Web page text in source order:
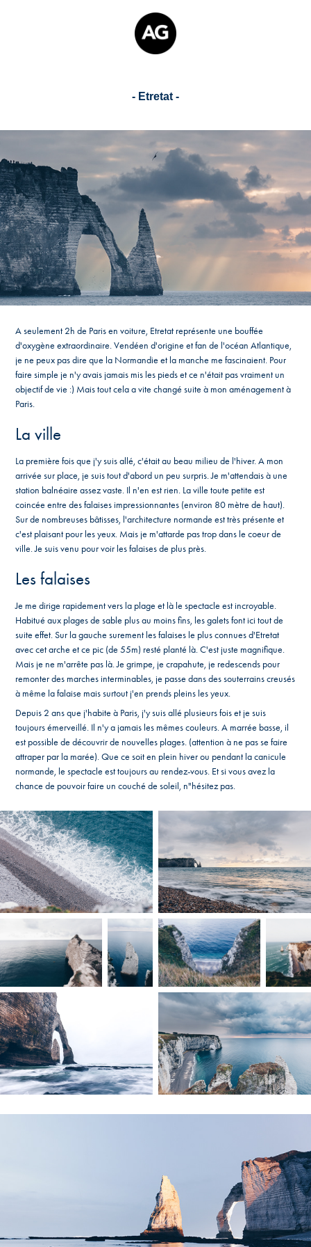
- Etretat -
A seulement 2h de Paris en voiture, Etretat représente une bouffée
d'oxygène extraordinaire. Vendéen d'origine et fan de l'océan Atlantique,
je ne peux pas dire que la Normandie et la manche me fascinaient. Pour
faire simple je n'y avais jamais mis les pieds et ce n'était pas vraiment un
objectif de vie :) Mais tout cela a vite changé suite à mon aménagement à
Paris.
La ville
La première fois que j'y suis allé, c'était au beau milieu de l'hiver. A mon
arrivée sur place, je suis tout d'abord un peu surpris. Je m'attendais à une
station balnéaire assez vaste. Il n'en est rien. La ville toute petite est
coincée entre des falaises impressionnantes (environ 80 mètre de haut).
Sur de nombreuses bâtisses, l'architecture normande est très présente et
c'est plaisant pour les yeux. Mais je m'attarde pas trop dans le coeur de
ville. Je suis venu pour voir les falaises de plus près.
Les falaises
Je me dirige rapidement vers la plage et là le spectacle est incroyable.
Habitué aux plages de sable plus au moins fins, les galets font ici tout de
suite effet. Sur la gauche surement les falaises le plus connues d'Etretat
avec cet arche et ce pic (de 55m) resté planté là. C'est juste magnifique.
Mais je ne m'arrête pas là. Je grimpe, je crapahute, je redescends pour
remonter des marches interminables, je passe dans des souterrains creusés
à même la falaise mais surtout j'en prends pleins les yeux.
Depuis 2 ans que j'habite à Paris, j'y suis allé plusieurs fois et je suis
toujours émerveillé. Il n'y a jamais les mêmes couleurs. A marrée basse, il
est possible de découvrir de nouvelles plages. (attention à ne pas se faire
attraper par la marée). Que ce soit en plein hiver ou pendant la canicule
normande, le spectacle est toujours au rendez-vous. Et si vous avez la
chance de pouvoir faire un couché de soleil, n"hésitez pas.